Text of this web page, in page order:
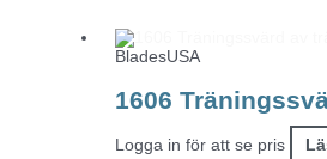
BladesUSA
1606
Logga in för att se pris